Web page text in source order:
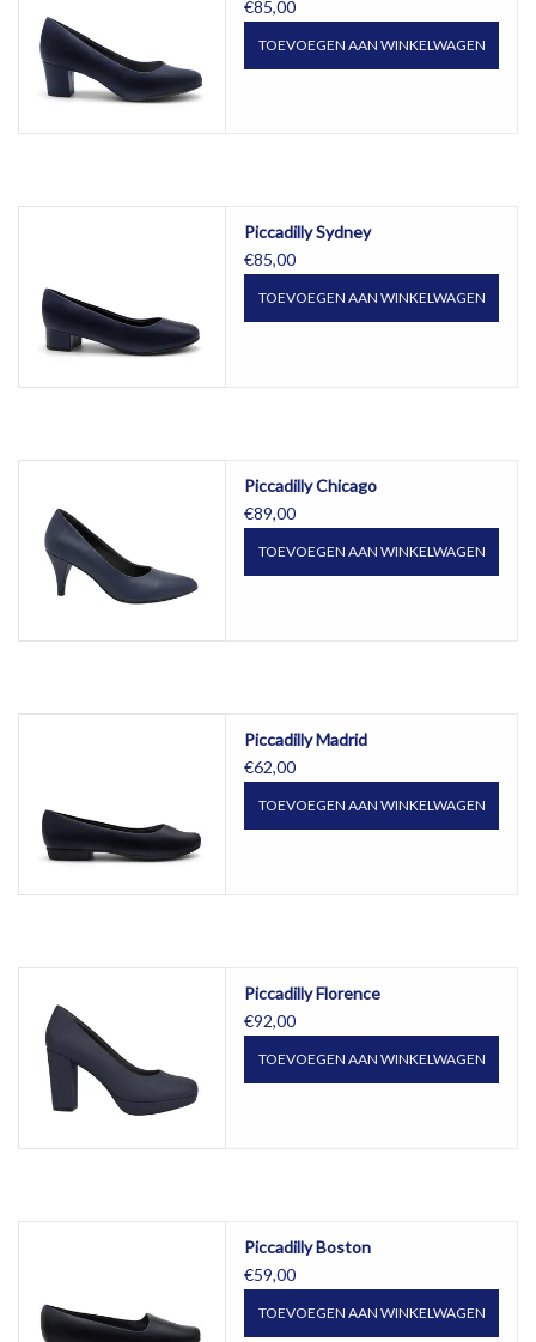
€85,00
TOEVOEGEN AAN WINKELWAGEN
Piccadilly Sydney
€85,00
TOEVOEGEN AAN WINKELWAGEN
Piccadilly Chicago
€89,00
TOEVOEGEN AAN WINKELWAGEN
Piccadilly Madrid
€62,00
TOEVOEGEN AAN WINKELWAGEN
Piccadilly Florence
€92,00
TOEVOEGEN AAN WINKELWAGEN
Piccadilly Boston
€59,00
TOEVOEGEN AAN WINKELWAGEN